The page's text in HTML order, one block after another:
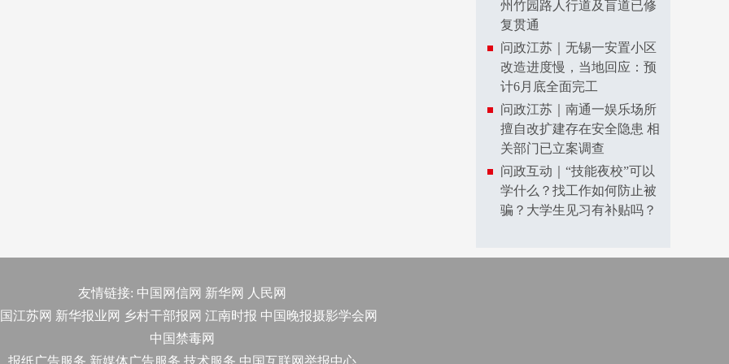
州竹园路人行道及盲道已修
复贯通
问政江苏｜无锡一安置小区
改造进度慢，当地回应：预
计6月底全面完工
问政江苏｜南通一娱乐场所
擅自改扩建存在安全隐患 相
关部门已立案调查
问政互动｜“技能夜校”可以
学什么？找工作如何防止被
骗？大学生见习有补贴吗？
友情链接: 中国网信网 新华网
人民网
江苏网 新华报业网 乡村干部报网 江南时报 中国晚报摄影学会网
中国禁毒网
报纸广告服务 新媒体广告服务 技术服务 中国互联网举报中心